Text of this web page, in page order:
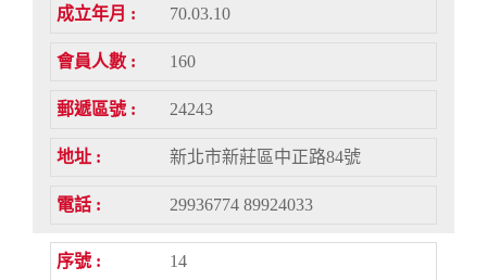
70.03.10
160
24243
新北市新莊區中正路84號
29936774 89924033
14